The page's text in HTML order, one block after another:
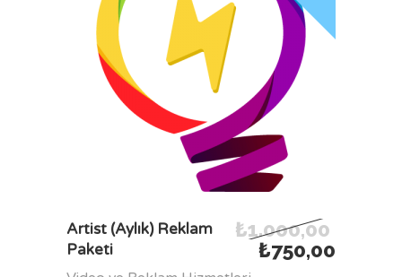
SEPETE EKLE
Artist (Aylık) Reklam
Paketi
₺1.000,00
₺750,00